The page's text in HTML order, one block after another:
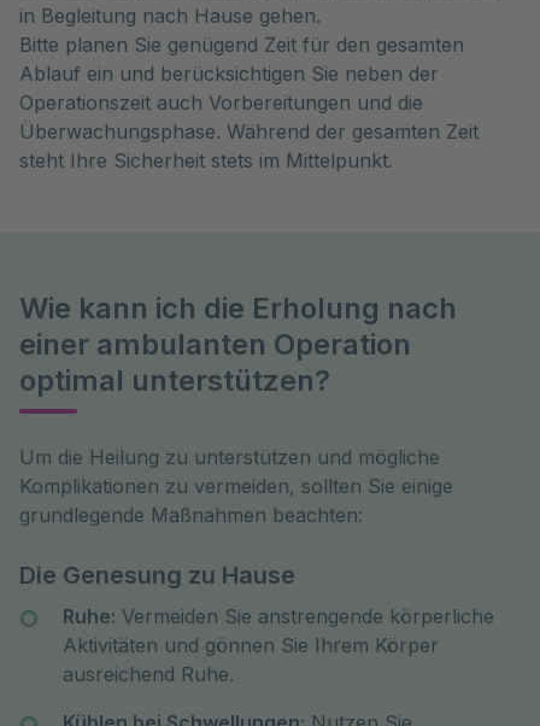
in Begleitung nach Hause gehen.
Bitte planen Sie genügend Zeit für den gesamten
Ablauf ein und berücksichtigen Sie neben der
Operationszeit auch Vorbereitungen und die
Überwachungsphase. Während der gesamten Zeit
steht Ihre Sicherheit stets im Mittelpunkt.
Wie kann ich die Erholung nach
einer ambulanten Operation
optimal unterstützen?
Um die Heilung zu unterstützen und mögliche
Komplikationen zu vermeiden, sollten Sie einige
grundlegende Maßnahmen beachten:
Die Genesung zu Hause
Ruhe: Vermeiden Sie anstrengende körperliche
Aktivitäten und gönnen Sie Ihrem Körper
ausreichend Ruhe.